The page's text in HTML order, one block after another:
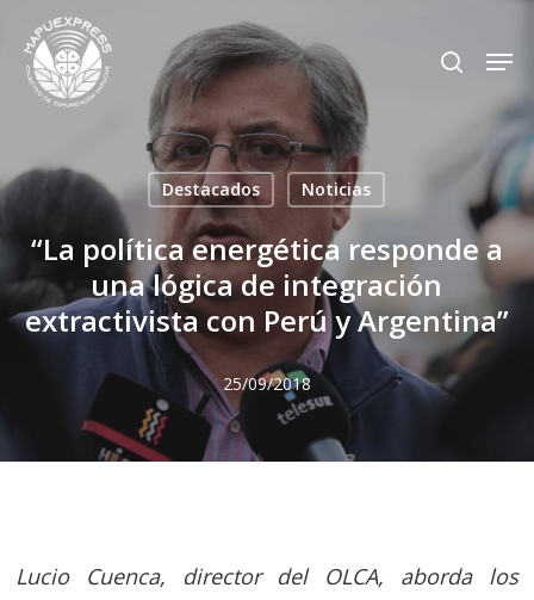
main
search
Destacados Noticias
“La política energética responde a
una lógica de integración
extractivista con Perú y Argentina”
25/09/2018
Lucio Cuenca, director del OLCA, aborda los
Close
Menu